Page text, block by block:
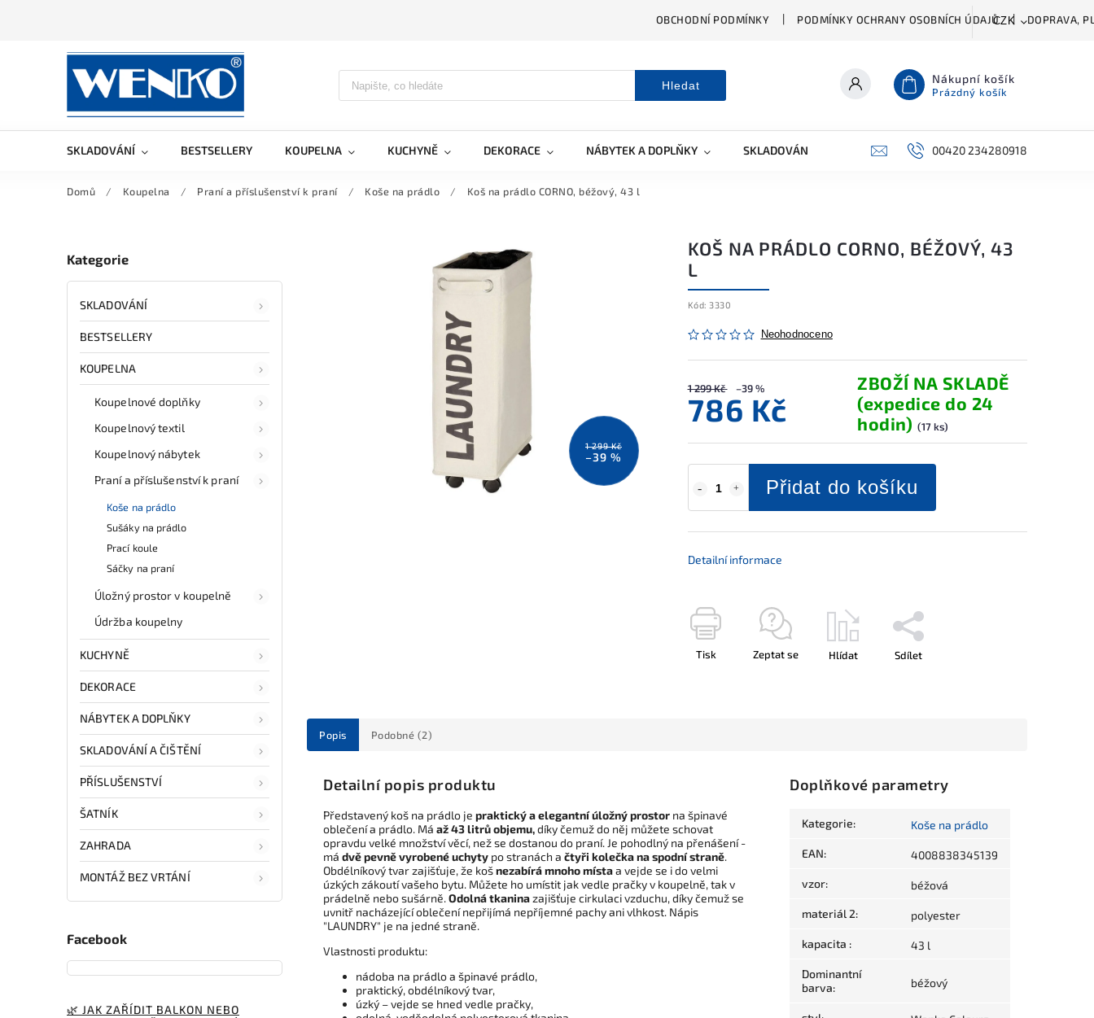
OBCHODNÍ PODMÍNKY PODMÍNKY OCHRANY OSOBNÍCH ÚDAJŮ DOPRAVA,
CZK
Hledat Nákupní košík
Prázdný košík
SKLADOVÁNÍ BESTSELLERY KOUPELNA KUCHYNĚ DEKORACE NÁBYTEK A DOPLŇKY SKLADOVÁNÍ A ČIŠTĚNÍ PŘÍSLUŠENSTVÍ
00420 234280918
Domů / Koupelna / Praní a příslušenství k praní / Koše na prádlo / Koš na prádlo CORNO, béžový, 43 l
Kategorie
SKLADOVÁNÍ
BESTSELLERY
KOUPELNA
Koupelnové doplňky
Koupelnový textil
Koupelnový nábytek
Praní a příslušenství k praní
Koše na prádlo
Sušáky na prádlo
Prací koule
Sáčky na praní
Úložný prostor v koupelně
Údržba koupelny
KUCHYNĚ
DEKORACE
NÁBYTEK A DOPLŇKY
SKLADOVÁNÍ A ČIŠTĚNÍ
PŘÍSLUŠENSTVÍ
ŠATNÍK
ZAHRADA
MONTÁŽ BEZ VRTÁNÍ
Facebook
🌿 JAK ZAŘÍDIT BALKON NEBO
1 299 Kč
–39 %
KOŠ NA PRÁDLO CORNO, BÉŽOVÝ, 43
L
Kód: 3330
Neohodnoceno
1 299 Kč –39 %
786 Kč
ZBOŽÍ NA SKLADĚ
(expedice do 24
hodin) (17 ks)
Přidat do košíku
Detailní informace
Tisk Zeptat se Hlídat Sdílet
Popis Podobné (2)
Detailní popis produktu
Představený koš na prádlo je praktický a elegantní úložný prostor na špinavé
oblečení a prádlo. Má až 43 litrů objemu,díky čemuž do něj můžete schovat
opravdu velké množství věcí, než se dostanou do praní. Je pohodlný na přenášení -
má dvě pevně vyrobené uchyty po stranách a čtyři kolečka na spodní straně.
Obdélníkový tvar zajišťuje, že košnezabírá mnoho místaa vejde se i do velmi
úzkých zákoutí vašeho bytu. Můžete ho umístit jak vedle pračky v koupelně, tak v
prádelně nebo sušárně.Odolná tkaninazajišťuje cirkulaci vzduchu, díky čemuž se
uvnitř nacházející oblečení nepřijímá nepříjemné pachy ani vlhkost. Nápis
"LAUNDRY" je na jedné straně.
Vlastnosti produktu:
nádoba na prádlo a špinavé prádlo,
praktický, obdélníkový tvar,
úzký – vejde se hned vedle pračky,
Doplňkové parametry
Kategorie: Koše na prádlo
EAN: 4008838345139
vzor: béžová
materiál 2: polyester
kapacita : 43 l
Dominantní
barva: béžový